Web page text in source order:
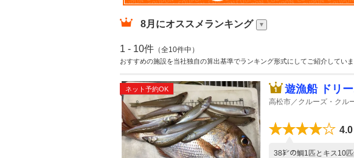
8月 にオススメランキング
1 - 10件 （全10件中）
おすすめの施設を当社独自の算出基準でランキング形式にしてご紹介していま
ネット予約OK 遊漁船 ドリ
高松市／クルーズ・クル
4.0
38㌢の鯛1匹とキス10